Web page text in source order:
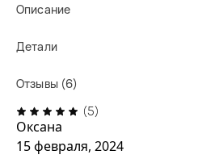
Описание
Детали
Отзывы (6)
(5)
Оксана
15 февраля, 2024